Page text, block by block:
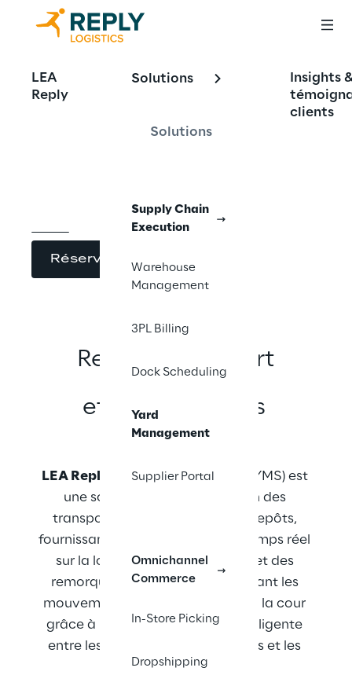
LEA
Reply
Solutions
Solutions
Supply Chain
Execution
Warehouse
Management
3PL Billing
Dock Scheduling
Yard
Management
Supplier Portal
Omnichannel
Commerce
In-Store Picking
Dropshipping
Insights
clients
Reply LEA™
Yard Management
Réserver une demo
Relier le transport
et la gestion des
entrepôts
LEA Reply™ Yard Management
(YMS) est
une solution qui relie la gestion des
transports et la gestion des entrepôts,
fournissant des informations en temps réel
sur la localisation des camions et des
remorques dans la cour, optimisant les
mouvements et les activités dans la cour
grâce à une communication intelligente
entre les conducteurs de camions et les
opérateurs de la cour.